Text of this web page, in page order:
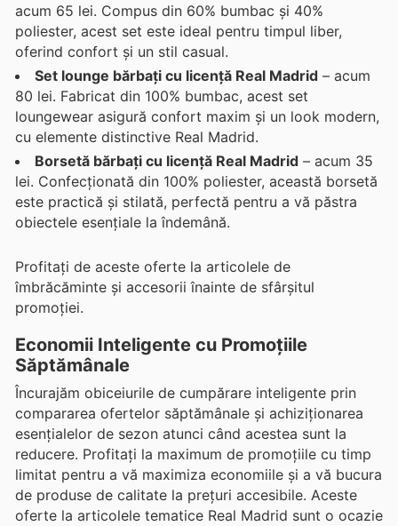
acum 65 lei. Compus din 60% bumbac și 40%
poliester, acest set este ideal pentru timpul liber,
oferind confort și un stil casual.
Set lounge bărbați cu licență Real Madrid – acum
80 lei. Fabricat din 100% bumbac, acest set
loungewear asigură confort maxim și un look modern,
cu elemente distinctive Real Madrid.
Borsetă bărbați cu licență Real Madrid – acum 35
lei. Confecționată din 100% poliester, această borsetă
este practică și stilată, perfectă pentru a vă păstra
obiectele esențiale la îndemână.
Profitați de aceste oferte la articolele de
îmbrăcăminte și accesorii înainte de sfârșitul
promoției.
Economii Inteligente cu Promoțiile
Săptămânale
Încurajăm obiceiurile de cumpărare inteligente prin
compararea ofertelor săptămânale și achiziționarea
esențialelor de sezon atunci când acestea sunt la
reducere. Profitați la maximum de promoțiile cu timp
limitat pentru a vă maximiza economiile și a vă bucura
de produse de calitate la prețuri accesibile. Aceste
oferte la articolele tematice Real Madrid sunt o ocazie